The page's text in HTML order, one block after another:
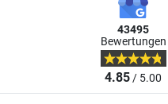
43495
Bewertungen
4.85/ 5.00